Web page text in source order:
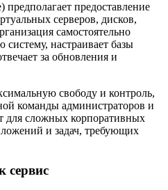
предполагает предоставление
серверов, дисков,
самостоятельно
настраивает базы
за обновления и
свободу и контроль,
команды администраторов и
для сложных корпоративных
и задач, требующих
сервис